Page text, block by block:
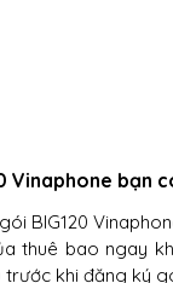
Vinaphone bạn
BIG120
thuê bao ngay
khi đăng ký